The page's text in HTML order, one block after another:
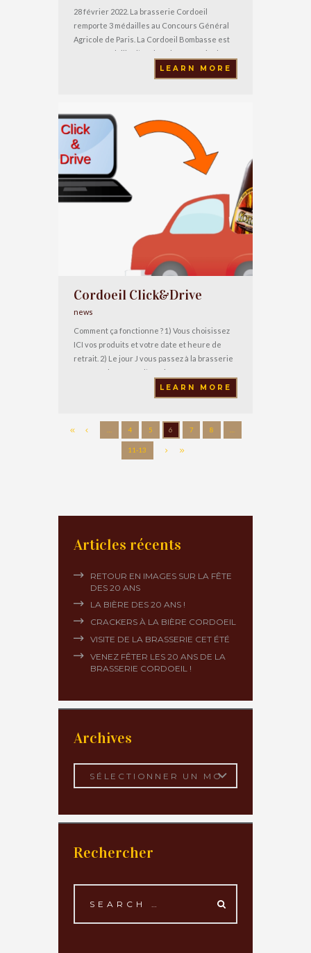
28 février 2022. La brasserie Cordoeil
remporte 3 médailles au Concours Général
Agricole de Paris. La Cordoeil Bombasse est
sacrée médaille d’Or dans la catégorie des
bières ambrées fortes. Cette bière ambrée
forte, onctueuse, développe de multiples
Non filtrée. 10°5
LEARN MORE
Cordoeil Click&Drive
news
Comment ça fonctionne ? 1) Vous choisissez
ICI vos produits et votre date et heure de
retrait. 2) Le jour J vous passez à la brasserie
avec un chèque ou l’appoint en espèce, et
vous retirez votre commande.Attention : •
nous ne prenons pas les cartes bancaires ; •
les
LEARN MORE
4 5 6 7 8
11-13
Articles récents
RETOUR EN IMAGES SUR LA FÊTE
DES 20 ANS
LA BIÈRE DES 20 ANS !
CRACKERS À LA BIÈRE CORDOEIL
VISITE DE LA BRASSERIE CET ÉTÉ
VENEZ FÊTER LES 20 ANS DE LA
BRASSERIE CORDOEIL !
Archives
Rechercher